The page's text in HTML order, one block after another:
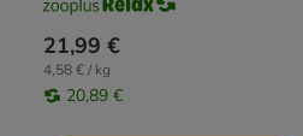
21,99 €
4,58 € / kg
20,89 €